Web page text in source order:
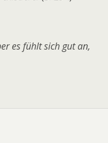
es fühlt sich gut an,